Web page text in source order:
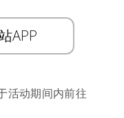
APP
活动期间内前往